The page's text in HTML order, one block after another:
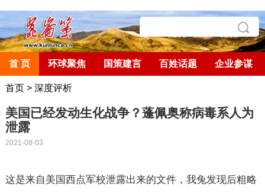
首 页 环球聚焦 国策建言 百姓话题 企业参谋
首页> 深度评析
美国已经发动生化战争？蓬佩奥称病毒系人为
泄露
2021-08-03
这是来自美国西点军校泄露出来的文件，我兔发现后粗略